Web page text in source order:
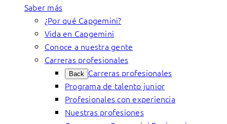
Saber más
¿Por qué Capgemini?
Vida en Capgemini
Conoce a nuestra gente
Carreras profesionales
Back Carreras profesionales
Programa de talento junior
Profesionales con experiencia
Nuestras profesiones